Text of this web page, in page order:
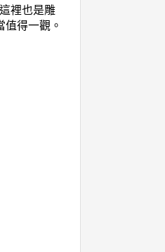
裡也是雕
得一觀。